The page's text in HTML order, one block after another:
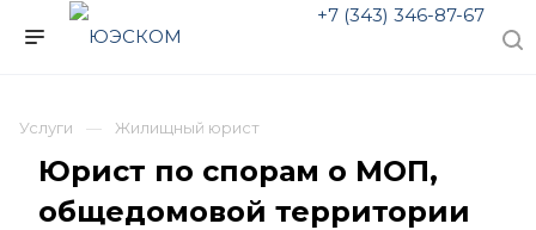
+7 (343) 346-87-67
Услуги Жилищный юрист
Юрист по спорам о МОП,
общедомовой территории